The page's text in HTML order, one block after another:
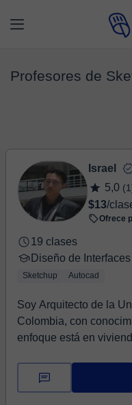
Profesores de
Israel
5,0
$13/
Ofrece
19 clases
Diseño de
Sketchup Autocad
Soy Arquitecto de la
Colombia, con
enfoque está en